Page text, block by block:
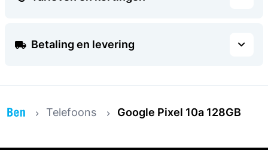
Betaling en levering
Telefoons Google Pixel 10a 128GB